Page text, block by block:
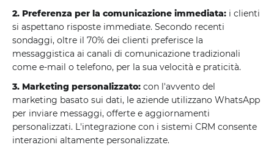
2. Preferenza per la comunicazione immediata: i clienti
si aspettano risposte immediate. Secondo recenti
sondaggi, oltre il 70% dei clienti preferisce la
messaggistica ai canali di comunicazione tradizionali
come e-mail o telefono, per la sua velocità e praticità.
3. Marketing personalizzato: con l'avvento del
marketing basato sui dati, le aziende utilizzano WhatsApp
per inviare messaggi, offerte e aggiornamenti
personalizzati. L'integrazione con i sistemi CRM consente
interazioni altamente personalizzate.